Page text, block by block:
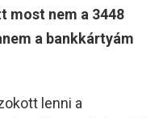
most nem a 3448
a bankkártyám
lenni a